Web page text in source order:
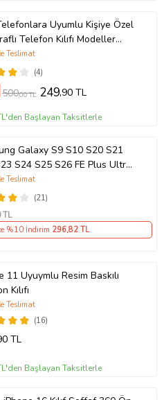
Uyumlu Kişiye Özel
Telefon Kılıfı Modeller
(4)
Teslimat
500,00 TL 249,90 TL
Başlayan Taksitlerle
Galaxy S9 S10 S20 S21
S24 S25 S26 FE Plus Ultra
Özel Resimli Fotoğraflı
(21)
Teslimat
TL
%10 İndirim 296,82 TL
11 Uyuymlu Resim Baskılı
Kılıfı
(16)
Teslimat
TL
Başlayan Taksitlerle